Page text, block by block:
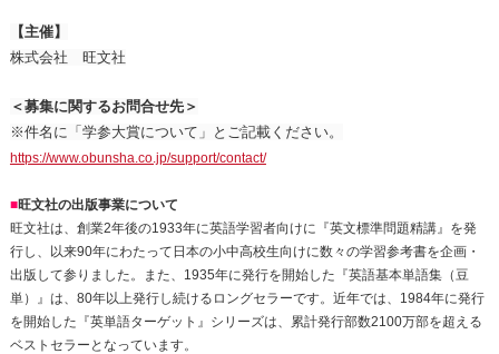
【主催】
株式会社 旺文社
＜募集に関するお問合せ先＞
※件名に「学参大賞について」とご記載ください。
https://www.obunsha.co.jp/support/contact/
■旺文社の出版事業について
旺文社は、創業2年後の1933年に英語学習者向けに『英文標準問題精講』を発
行し、以来90年にわたって日本の小中高校生向けに数々の学習参考書を企画・
出版して参りました。また、1935年に発行を開始した『英語基本単語集（豆
単）』は、80年以上発行し続けるロングセラーです。近年では、1984年に発行
を開始した『英単語ターゲット』シリーズは、累計発行部数2100万部を超える
ベストセラーとなっています。